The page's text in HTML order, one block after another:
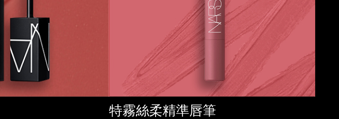
特霧絲柔精準唇筆